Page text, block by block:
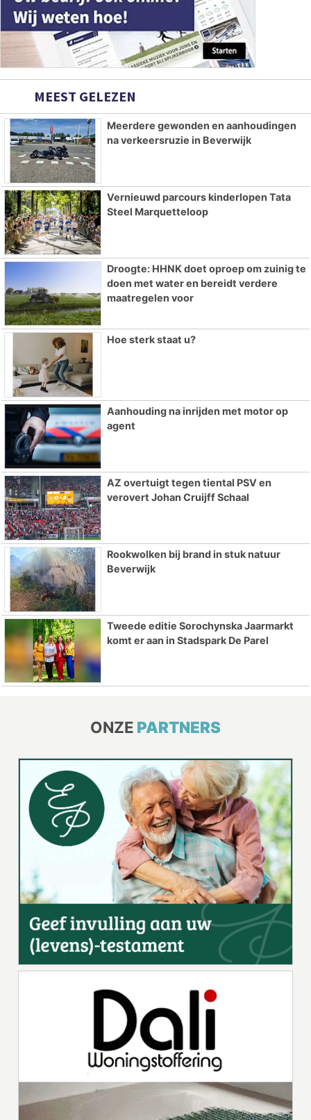
MEEST GELEZEN
Meerdere gewonden en aanhoudingen
na verkeersruzie in Beverwijk
Vernieuwd parcours kinderlopen Tata
Steel Marquetteloop
Droogte: HHNK doet oproep om zuinig te
doen met water en bereidt verdere
maatregelen voor
Hoe sterk staat u?
Aanhouding na inrijden met motor op
agent
AZ overtuigt tegen tiental PSV en
verovert Johan Cruijff Schaal
Rookwolken bij brand in stuk natuur
Beverwijk
Tweede editie Sorochynska Jaarmarkt
komt er aan in Stadspark De Parel
ONZE PARTNERS